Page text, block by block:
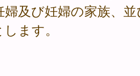
婦及び妊婦の家族、
ます。